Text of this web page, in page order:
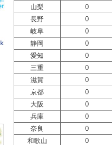
山梨
0
長野
0
岐阜
0
静岡
0
愛知
0
三重
0
滋賀
0
京都
0
大阪
0
兵庫
0
奈良
0
和歌山
0